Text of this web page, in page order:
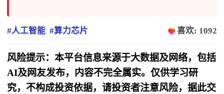
#人工智能 #算力芯片 喜欢: 1092
风险提示：本平台信息来源于大数据及网络，包括
AI及网友发布，内容不完全属实。仅供学习研
究，不构成投资依据，请投资者注意风险，据此交